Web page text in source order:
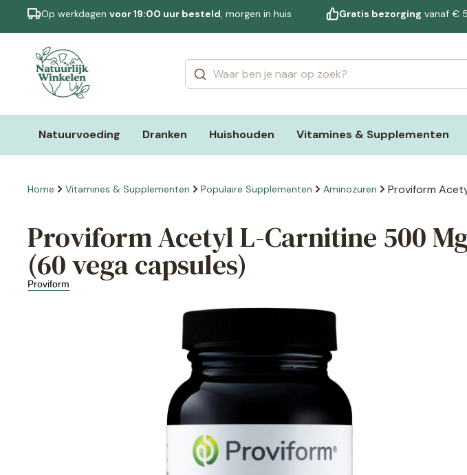
Op werkdagen voor 19:00 uur besteld, morgen in huis Gratis bezorging vanaf €
Natuurvoeding Dranken Huishouden Vitamines & Supplementen
Home Vitamines & Supplementen Populaire Supplementen Aminozuren Proviform
Proviform Acetyl L-Carnitine 500
(60 vega capsules)
Proviform